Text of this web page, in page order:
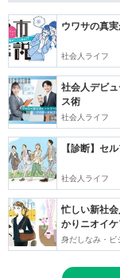
ウワサの真
社会人ライフ
社会人デビ
ス術
社会人ライフ
【診断】セ
社会人ライフ
忙しい新社
かりニオイケ
身だしなみ・ビ